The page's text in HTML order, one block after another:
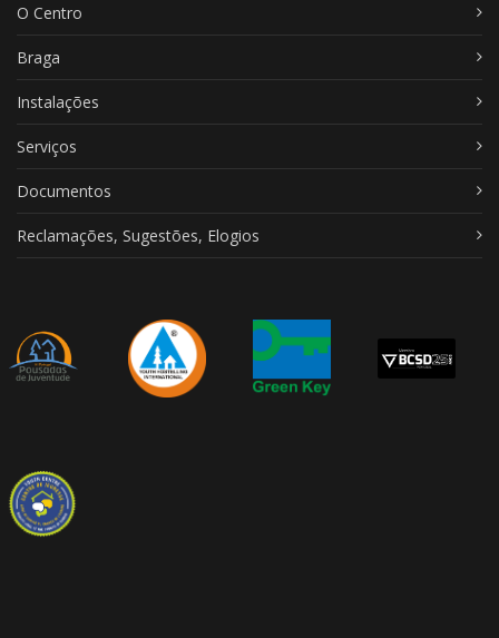
O Centro
Braga
Instalações
Serviços
Documentos
Reclamações, Sugestões, Elogios